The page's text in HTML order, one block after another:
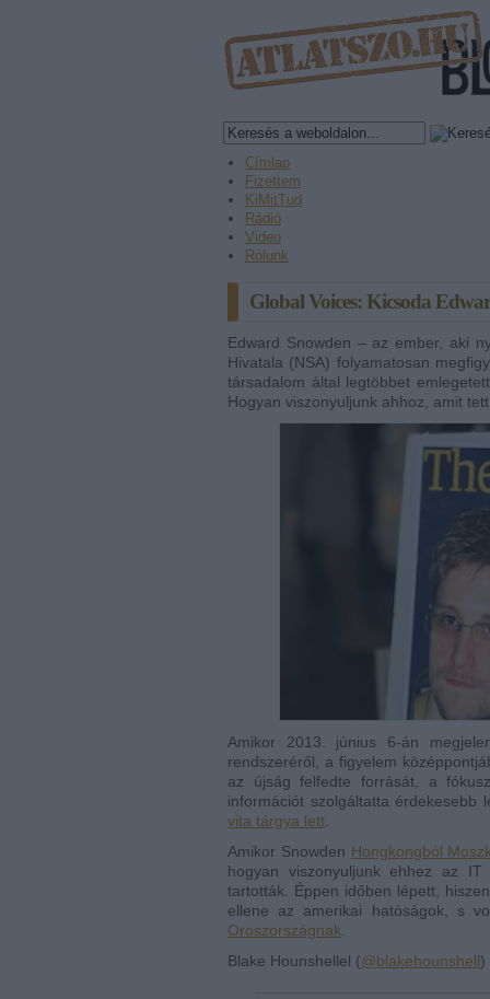
Címlap
Fizettem
KiMitTud
Rádió
Video
Rólunk
Global Voices: Kicsoda
Edward Snowden – az ember, aki
Hivatala (NSA) folyamatosan
társadalom által legtöbbet
Hogyan viszonyuljunk ahhoz, amit
Amikor 2013. június 6-án
rendszeréről, a figyelem
az újság felfedte forrását, a
információt szolgáltatta érdekesebb
vita tárgya lett
Amikor Snowden Hongkongból
hogyan viszonyuljunk ehhez az IT
tartották. Éppen időben lépett,
ellene az amerikai hatóságok, s
Oroszországnak
Blake Hounshellel (@blakehounshell)